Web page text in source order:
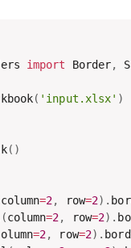
import Border,
( 'input.xlsx' )
( )
column=2, row=2) .
(column=2, row=2) .
=2, row=2) .